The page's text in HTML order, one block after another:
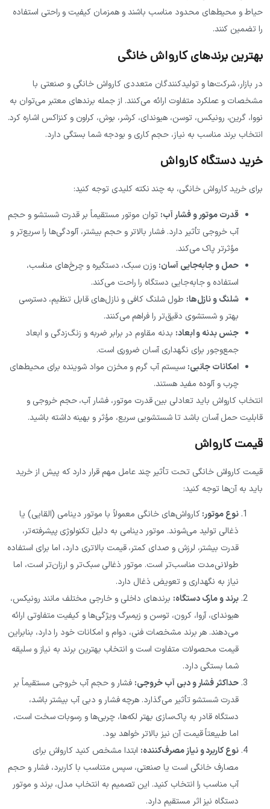
و محیط‌های محدود مناسب باشند و همزمان کیفیت و راحتی استفاده
کنند.
برندهای کارواش خانگی
شرکت‌ها و تولیدکنندگان متعددی کارواش خانگی و صنعتی با
و عملکرد متفاوت ارائه می‌کنند. از جمله برندهای معتبر می‌توان به
گرین، رونیکس، توسن، هیوندای، کرشر، بوش، کراون و کنزاکس اشاره کرد.
برند مناسب به نیاز، حجم کاری و بودجه شما بستگی دارد.
دستگاه کارواش
خرید کارواش خانگی، به چند نکته کلیدی توجه کنید:
قدرت موتور و فشار آب:توان موتور مستقیماً بر قدرت شستشو و حجم
آب خروجی تأثیر دارد. فشار بالاتر و حجم بیشتر، آلودگی‌ها را سریع‌تر و
مؤثرتر پاک می‌کند.
حمل و جابه‌جایی آسان:وزن سبک، دستگیره و چرخ‌های مناسب،
استفاده و جابه‌جایی دستگاه را راحت می‌کند.
شلنگ و نازل‌ها:طول شلنگ کافی و نازل‌های قابل تنظیم، دسترسی
بهتر و شستشوی دقیق‌تر را فراهم می‌کنند.
جنس بدنه و ابعاد:بدنه مقاوم در برابر ضربه و زنگ‌زدگی و ابعاد
جمع‌وجور برای نگهداری آسان ضروری است.
امکانات جانبی:سیستم آب گرم و مخزن مواد شوینده برای محیط‌های
چرب و آلوده مفید هستند.
کارواش باید تعادلی بین قدرت موتور، فشار آب، حجم خروجی و
حمل آسان باشد تا شستشویی سریع، مؤثر و بهینه داشته باشید.
کارواش
کارواش خانگی تحت تأثیر چند عامل مهم قرار دارد که پیش از خرید
به آن‌ها توجه کنید:
نوع موتور:کارواش‌های خانگی معمولاً با موتور دینامی (القایی) یا
ذغالی تولید می‌شوند. موتور دینامی به دلیل تکنولوژی پیشرفته‌تر،
قدرت بیشتر، لرزش و صدای کمتر، قیمت بالاتری دارد، اما برای استفاده
طولانی‌مدت مناسب‌تر است. موتور ذغالی سبک‌تر و ارزان‌تر است، اما
نیاز به نگهداری و تعویض ذغال دارد.
برند و مارک دستگاه:برندهای داخلی و خارجی مختلف مانند رونیکس،
هیوندای، آروا، کرون، توسن و زیمبرگ ویژگی‌ها و کیفیت متفاوتی ارائه
می‌دهند. هر برند مشخصات فنی، دوام و امکانات خود را دارد، بنابراین
قیمت محصولات متفاوت است و انتخاب بهترین برند به نیاز و سلیقه
شما بستگی دارد.
حداکثر فشار و دبی آب خروجی:فشار و حجم آب خروجی مستقیماً بر
قدرت شستشو تأثیر می‌گذارد. هرچه فشار و دبی آب بیشتر باشد،
دستگاه قادر به پاک‌سازی بهتر لکه‌ها، چربی‌ها و رسوبات سخت است،
اما طبیعتاً قیمت آن نیز بالاتر خواهد بود.
نوع کاربرد و نیاز مصرف‌کننده:ابتدا مشخص کنید کارواش برای
مصارف خانگی است یا صنعتی، سپس متناسب با کاربرد، فشار و حجم
آب مناسب را انتخاب کنید. این تصمیم به انتخاب مدل، برند و موتور
دستگاه نیز اثر مستقیم دارد.